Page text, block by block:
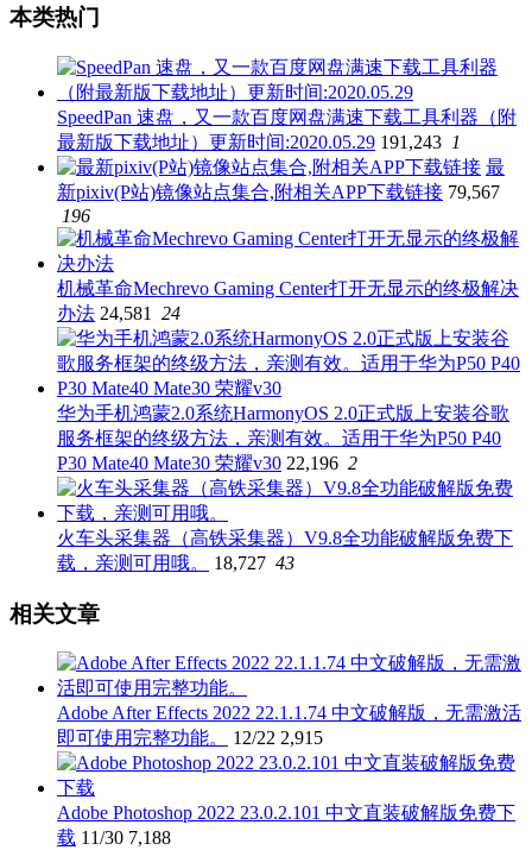
本类热门
SpeedPan 速盘，又一款百度网盘满速下载工具利器（附
最新版下载地址）更新时间:2020.05.29 191,243 1
最
新pixiv(P站)镜像站点集合,附相关APP下载链接 79,567
196
机械革命Mechrevo Gaming Center打开无显示的终极解决
办法 24,581 24
华为手机鸿蒙2.0系统HarmonyOS 2.0正式版上安装谷歌
服务框架的终级方法，亲测有效。适用于华为P50 P40
P30 Mate40 Mate30 荣耀v30 22,196 2
火车头采集器（高铁采集器）V9.8全功能破解版免费下
载，亲测可用哦。
18,727 43
相关文章
Adobe After Effects 2022 22.1.1.74 中文破解版，无需激活
即可使用完整功能。
12/22 2,915
Adobe Photoshop 2022 23.0.2.101 中文直装破解版免费下
载 11/30 7,188